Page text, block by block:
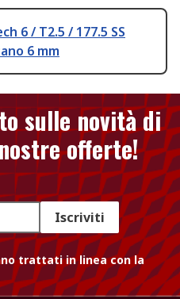
6 / T2.5 / 177.5 SS
6 mm
sulle novità di
offerte!
Iscriviti
trattati in linea con la